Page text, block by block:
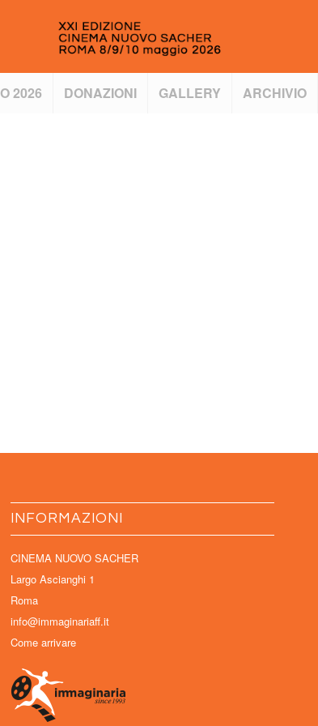
2026 DONAZIONI GALLERY ARCHIVIO
INFORMAZIONI
CINEMA NUOVO SACHER
Largo Ascianghi 1
Roma
info@immaginariaff.it
Come arrivare